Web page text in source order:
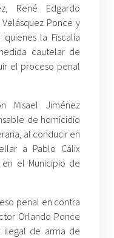
René Edgardo
Ponce y
la Fiscalía
cautelar de
el proceso penal
Misael Jiménez
de homicidio
al conducir en
a Pablo Cálix
el Municipio de
penal en contra
Orlando Ponce
de arma de